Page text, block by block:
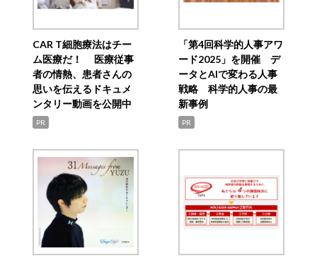
CAR T細胞療法はチー
ム医療だ！ 医療従事
者の情熱、患者さんの
思いを伝えるドキュメ
ンタリー動画を公開中
PR
「第4回科学的人事アワ
ード2025」を開催 デ
ータとAIで変わる人事
戦略 科学的人事の最
新事例
PR